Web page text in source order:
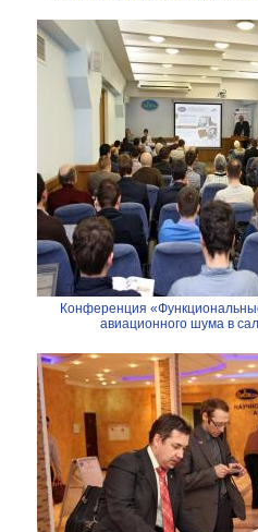
Конференция
авиационного шума в